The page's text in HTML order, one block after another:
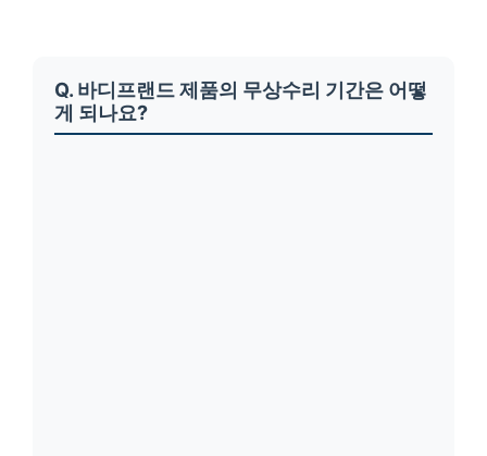
Q. 바디프랜드 제품의 무상수리 기간은 어떻
게 되나요?